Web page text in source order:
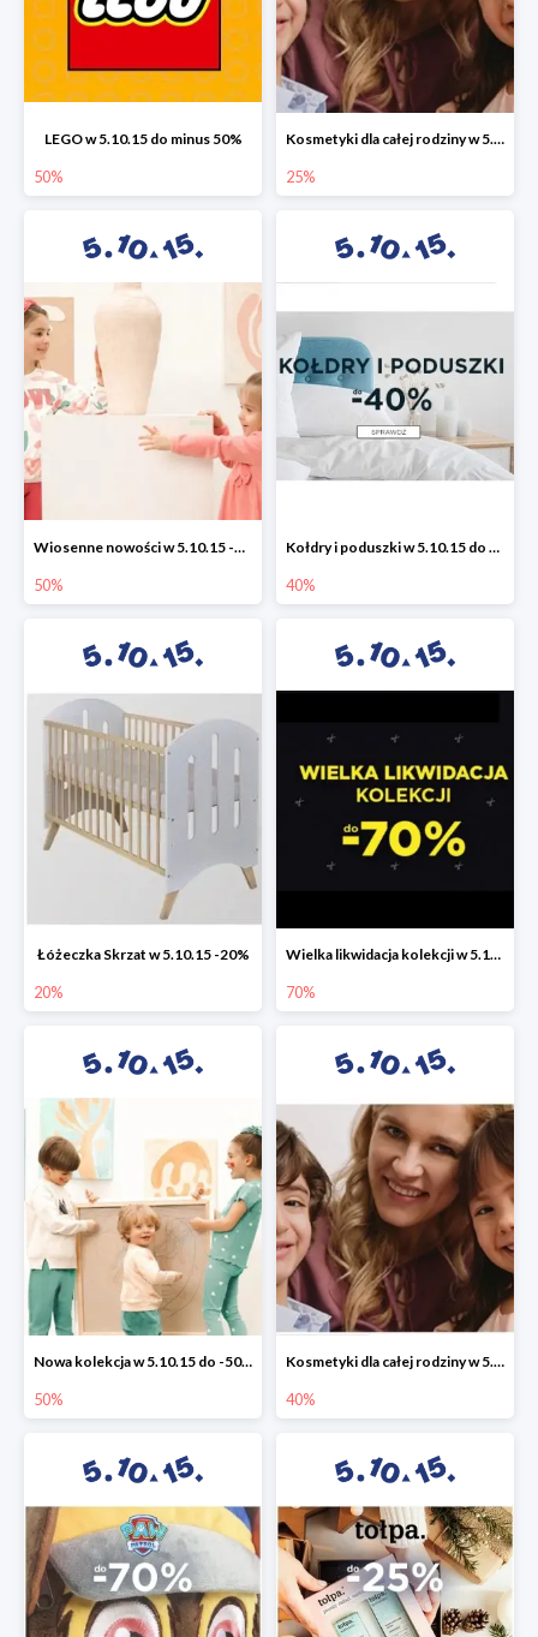
LEGO w 5.10.15 do minus 50%
50%
Kosmetyki dla całej rodziny w 5.10.15 do -25%
25%
Wiosenne nowości w 5.10.15 -50%
50%
Kołdry i poduszki w 5.10.15 do -40%
40%
Łóżeczka Skrzat w 5.10.15 -20%
20%
Wielka likwidacja kolekcji w 5.10.15 do -70%
70%
Nowa kolekcja w 5.10.15 do -50%
50%
Kosmetyki dla całej rodziny w 5.10.15 do -40%
40%